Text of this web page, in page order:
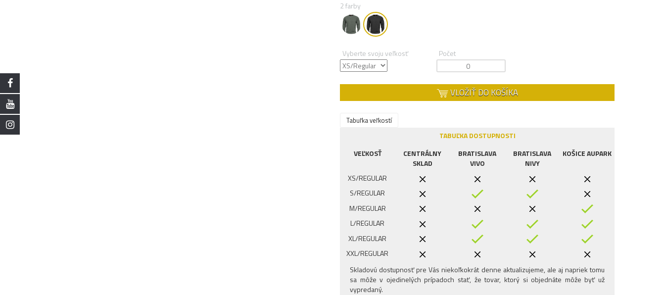
2 farby
Vyberte svoju veľkosť Počet
VLOŽIŤ DO KOŠÍKA
Tabuľka veľkostí
TABUĽKA DOSTUPNOSTI
VEĽKOSŤ
CENTRÁLNY
SKLAD
BRATISLAVA
VIVO
BRATISLAVA
NIVY
KOŠICE AUPARK
XS/REGULAR
S/REGULAR
M/REGULAR
L/REGULAR
XL/REGULAR
XXL/REGULAR
3XL/REGULAR
Skladovú dostupnosť pre Vás niekoľkokrát denne aktualizujeme, ale aj napriek tomu
sa môže v ojedinelých prípadoch stať, že tovar, ktorý si objednáte môže byť už
vypredaný.